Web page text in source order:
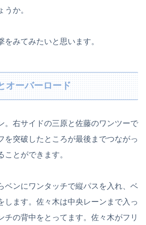
うか。
をみてみたいと思います。
オーバーロード
。右サイドの三原と佐藤のワンツーで
を突破したところが最後までつながっ
ことができます。
ベンにワンタッチで縦パスを入れ、ベ
します。佐々木は中央レーンまで入っ
チの背中をとってます。佐々木がフリ